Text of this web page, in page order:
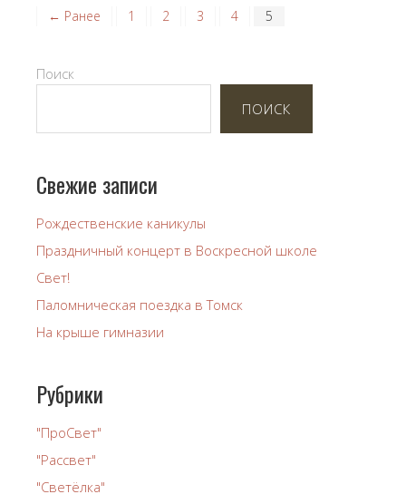
← Ранее 1 2 3 4 5
Поиск
ПОИСК
Свежие записи
Рождественские каникулы
Праздничный концерт в Воскресной школе
Свет!
Паломническая поездка в Томск
На крыше гимназии
Рубрики
"ПроСвет"
"Рассвет"
"Светёлка"